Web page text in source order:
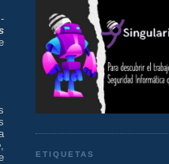
-
ETIQUETAS